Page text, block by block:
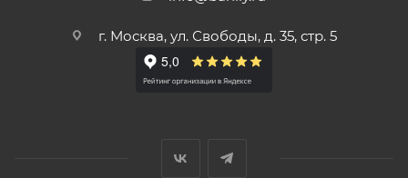
г. Москва, ул. Свободы, д. 35, стр. 5